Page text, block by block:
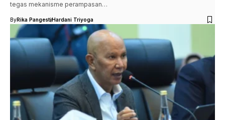
tegas mekanisme perampasan…
ByRika PangestiHardani Triyoga